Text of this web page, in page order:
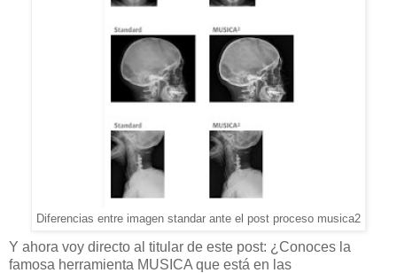
Diferencias entre imagen standar ante el post proceso musica2
Y ahora voy directo al titular de este post: ¿Conoces la
famosa herramienta MUSICA que está en las